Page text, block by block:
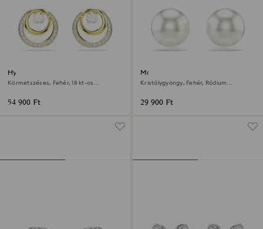
Hyperbola bedugós fülbevaló
Körmetszéses, Fehér, 18 kt-os
54 900 Ft
Matrix bedugós fülbevaló
Kristálygyöngy, Fehér, Ródium
29 900 Ft